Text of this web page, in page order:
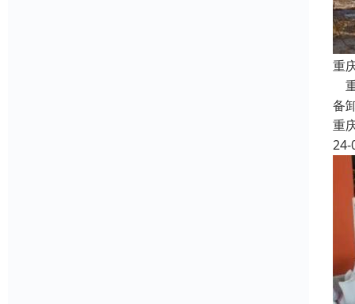
重
备
重
24-